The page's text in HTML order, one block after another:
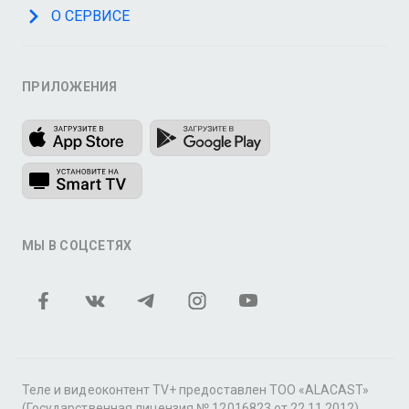
О СЕРВИСЕ
ПРИЛОЖЕНИЯ
МЫ В СОЦСЕТЯХ
Теле и видеоконтент TV+ предоставлен ТОО «ALACAST»